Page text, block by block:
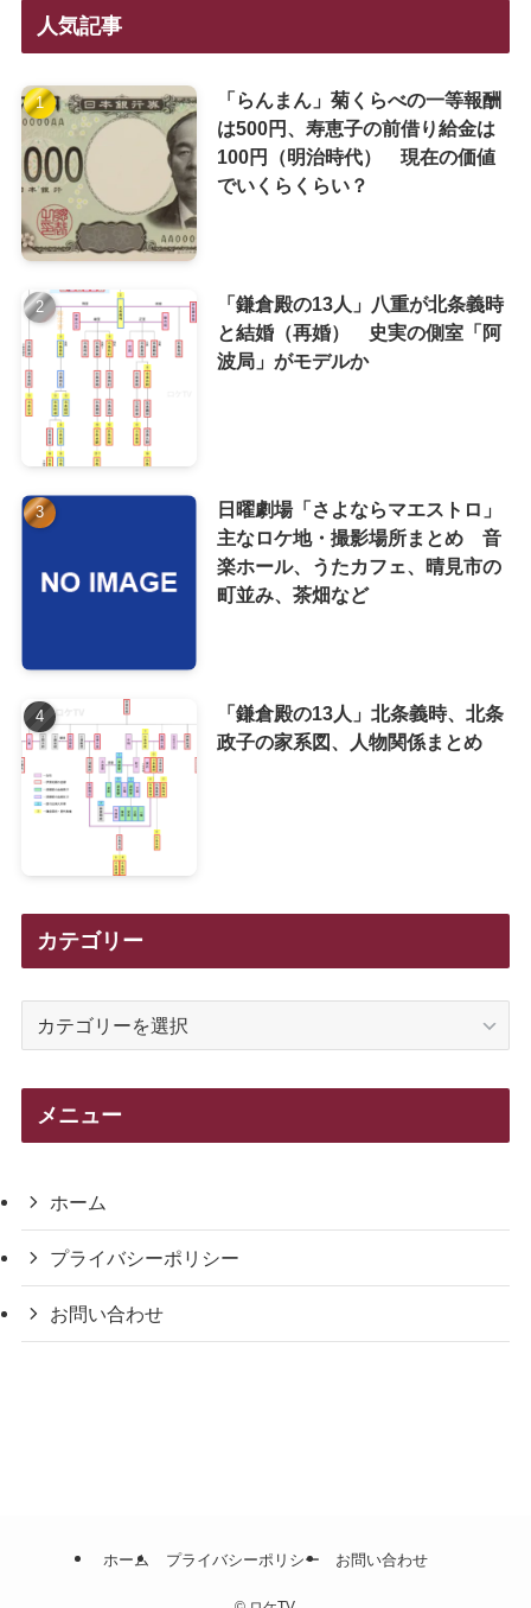
人気記事
「らんまん」菊くらべの一等報酬
は500円、寿恵子の前借り給金は
100円（明治時代） 現在の価値
でいくらくらい？
「鎌倉殿の13人」八重が北条義時
と結婚（再婚） 史実の側室「阿
波局」がモデルか
日曜劇場「さよならマエストロ」
主なロケ地・撮影場所まとめ 音
楽ホール、うたカフェ、晴見市の
町並み、茶畑など
「鎌倉殿の13人」北条義時、北条
政子の家系図、人物関係まとめ
カテゴリー
メニュー
ホーム
プライバシーポリシー
お問い合わせ
ホーム プライバシーポリシー お問い合わせ